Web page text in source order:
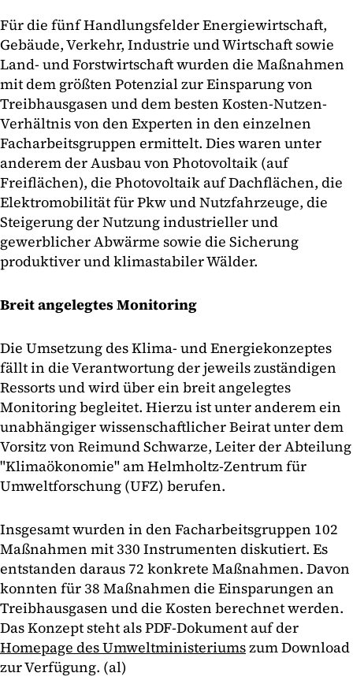
Für die fünf Handlungsfelder Energiewirtschaft,
Gebäude, Verkehr, Industrie und Wirtschaft sowie
Land- und Forstwirtschaft wurden die Maßnahmen
mit dem größten Potenzial zur Einsparung von
Treibhausgasen und dem besten Kosten-Nutzen-
Verhältnis von den Experten in den einzelnen
Facharbeitsgruppen ermittelt. Dies waren unter
anderem der Ausbau von Photovoltaik (auf
Freiflächen), die Photovoltaik auf Dachflächen, die
Elektromobilität für Pkw und Nutzfahrzeuge, die
Steigerung der Nutzung industrieller und
gewerblicher Abwärme sowie die Sicherung
produktiver und klimastabiler Wälder.
Breit angelegtes Monitoring
Die Umsetzung des Klima- und Energiekonzeptes
fällt in die Verantwortung der jeweils zuständigen
Ressorts und wird über ein breit angelegtes
Monitoring begleitet. Hierzu ist unter anderem ein
unabhängiger wissenschaftlicher Beirat unter dem
Vorsitz von Reimund Schwarze, Leiter der Abteilung
"Klimaökonomie" am Helmholtz-Zentrum für
Umweltforschung (UFZ) berufen.
Insgesamt wurden in den Facharbeitsgruppen 102
Maßnahmen mit 330 Instrumenten diskutiert. Es
entstanden daraus 72 konkrete Maßnahmen. Davon
konnten für 38 Maßnahmen die Einsparungen an
Treibhausgasen und die Kosten berechnet werden.
Das Konzept steht als PDF-Dokument auf der
Homepage des Umweltministeriumszum Download
zur Verfügung. (al)